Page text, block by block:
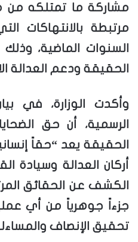
مشاركة ما تمتلكه من
مرتبطة بالانتهاكات
السنوات الماضية،
الحقيقة ودعم العدالة
وأكدت الوزارة، في
الرسمية، أن حق
الحقيقة يعد “حقاً
أركان العدالة وسيادة
الكشف عن الحقائق
جزءاً جوهرياً من أي
تحقيق الإنصاف